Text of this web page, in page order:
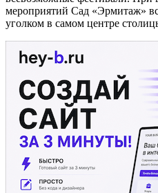
мероприятий Сад «Эрмитаж»
уголком в самом центре